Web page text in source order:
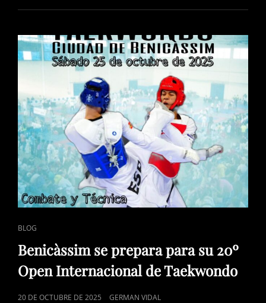
DE
‘CIUDAD
DE
BENICÀSSIM’
SUS
DOS
DÉCADAS
DE
VIDA
ENLACES
DE
CATEGORÍAS
BLOG
Benicàssim se prepara para su 20º
Open Internacional de Taekwondo
PUBLICADO
20 DE OCTUBRE DE 2025 GERMAN VIDAL